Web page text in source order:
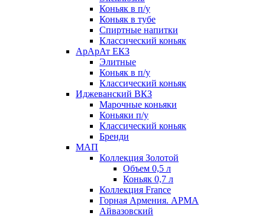
Коньяк в п/у
Коньяк в тубе
Спиртные напитки
Классический коньяк
АрАрАт ЕКЗ
Элитные
Коньяк в п/у
Классический коньяк
Иджеванский ВКЗ
Марочные коньяки
Коньяки п/у
Классический коньяк
Бренди
МАП
Коллекция Золотой
Объем 0,5 л
Коньяк 0,7 л
Коллекция France
Горная Армения. АРМА
Айвазовский